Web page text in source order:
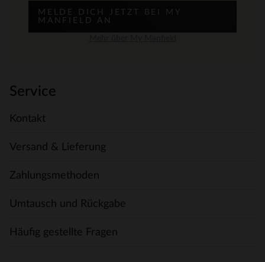
MELDE DICH JETZT BEI MY
MANFIELD AN
Service
Kontakt
Versand & Lieferung
Zahlungsmethoden
Umtausch und Rückgabe
Häufig gestellte Fragen